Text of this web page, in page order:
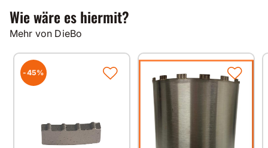
Wie wäre es hiermit?
Mehr von DieBo
-45%